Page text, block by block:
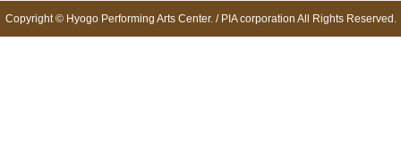
Copyright © Hyogo Performing Arts Center. / PIA corporation All Rights Reserved.